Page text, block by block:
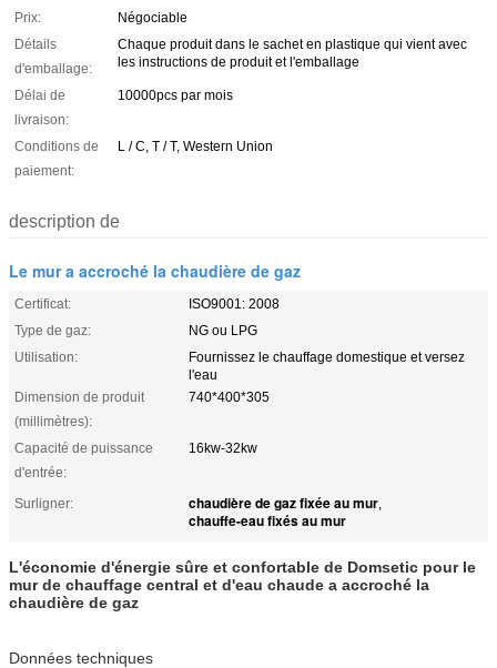
Prix:
Négociable
Détails
d'emballage:
Chaque produit dans le sachet en plastique qui vient avec
les instructions de produit et l'emballage
Délai de
livraison:
10000pcs par mois
Conditions de
paiement:
L / C, T / T, Western Union
description de
Le mur a accroché la chaudière de gaz
Certificat:
ISO9001: 2008
Type de gaz:
NG ou LPG
Utilisation:
Fournissez le chauffage domestique et versez
l'eau
Dimension de produit
(millimètres):
740*400*305
Capacité de puissance
d'entrée:
16kw-32kw
Surligner: chaudière de gaz fixée au mur,
chauffe-eau fixés au mur
L'économie d'énergie sûre et confortable de Domsetic pour le
mur de chauffage central et d'eau chaude a accroché la
chaudière de gaz
Données techniques